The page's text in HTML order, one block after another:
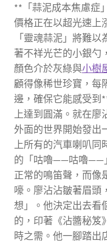
**「蒜泥成本焦慮症
價格正在以超光速上
「靈魂蒜泥」將難
著不祥光芒的小銀勺
顏色介於灰綠與小樹
顧得像稀世珍寶，每
邊，確保它能感受到
上達到圓滿。就在廖
外面的世界開始發出
上所有的汽車喇叭
的「咕嚕——咕嚕——
正常的鳴笛聲，而像
嚎。廖沾沾皺著眉頭
想」。他決定出去看
的，印著《沾醬秘笈
時之需。他一腳踏出